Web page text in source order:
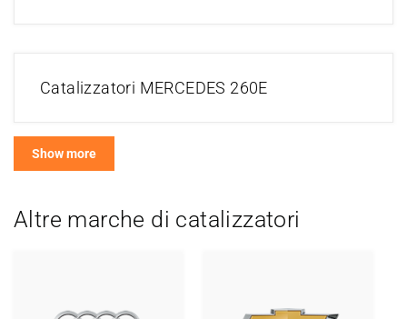
Catalizzatori MERCEDES 260E
Show more
Altre marche di catalizzatori